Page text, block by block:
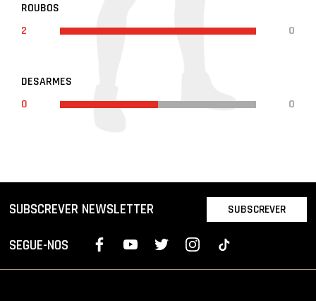
ROUBOS
2
0
DESARMES
0
0
SUBSCREVER NEWSLETTER SUBSCREVER
SEGUE-NOS